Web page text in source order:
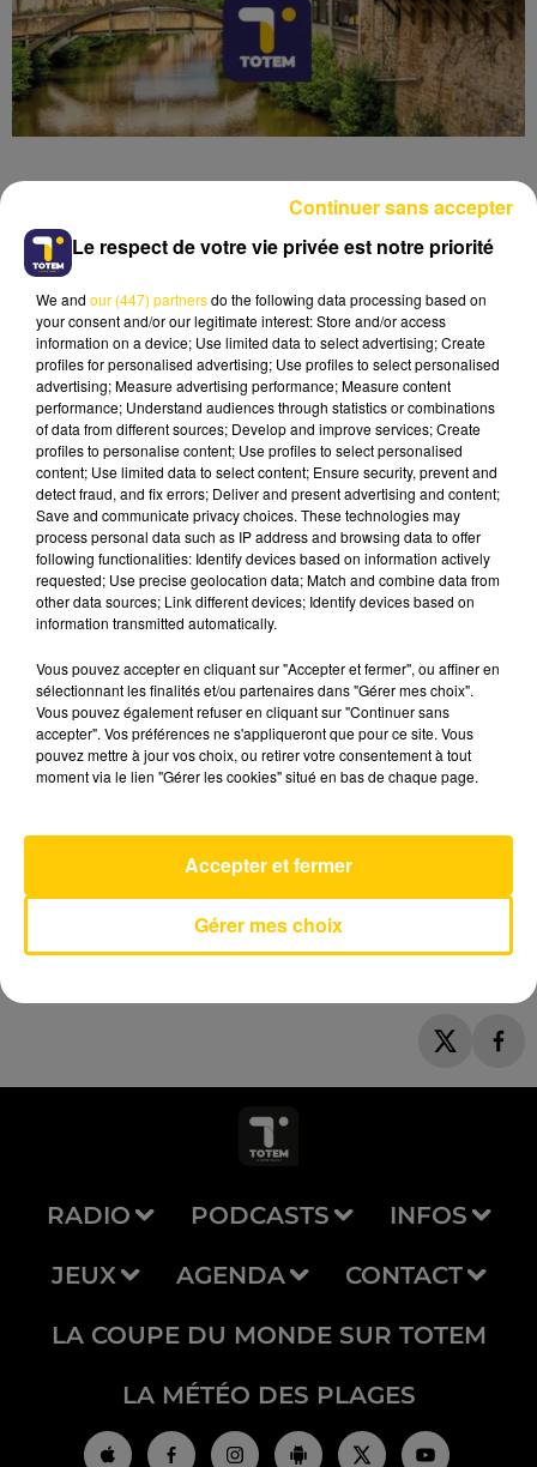
29 mai 2025 - 3 min 52 sec
L'INFO DU NORD DU LOT DU 29/05/25
À 18H59
Ecoutez sur Totem l'information à Tulle, Brive,
dans le Nord du Lot et le pays sarladais avec les
reportages de nos journalistes sur le terrain.
ADELE
RADIO PODCASTS INFOS
JEUX AGENDA CONTACT
LA COUPE DU MONDE SUR TOTEM
LA MÉTÉO DES PLAGES
Le respect de votre vie privée est notre priorité
We and our (447) partnersdo the following data processing based on
your consent and/or our legitimate interest: Store and/or access
information on a device; Use limited data to select advertising; Create
profiles for personalised advertising; Use profiles to select personalised
advertising; Measure advertising performance; Measure content
performance; Understand audiences through statistics or combinations
of data from different sources; Develop and improve services; Create
profiles to personalise content; Use profiles to select personalised
content; Use limited data to select content; Ensure security, prevent and
detect fraud, and fix errors; Deliver and present advertising and content;
Save and communicate privacy choices. These technologies may
process personal data such as IP address and browsing data to offer
following functionalities: Identify devices based on information actively
requested; Use precise geolocation data; Match and combine data from
other data sources; Link different devices; Identify devices based on
information transmitted automatically.
Vous pouvez accepter en cliquant sur "Accepter et fermer", ou affiner en
sélectionnant les finalités et/ou partenaires dans "Gérer mes choix".
Vous pouvez également refuser en cliquant sur "Continuer sans
accepter". Vos préférences ne s'appliqueront que pour ce site. Vous
pouvez mettre à jour vos choix, ou retirer votre consentement à tout
moment via le lien "Gérer les cookies" situé en bas de chaque page.
Gérer mes choix
Accepter et fermer
Continuer sans accepter